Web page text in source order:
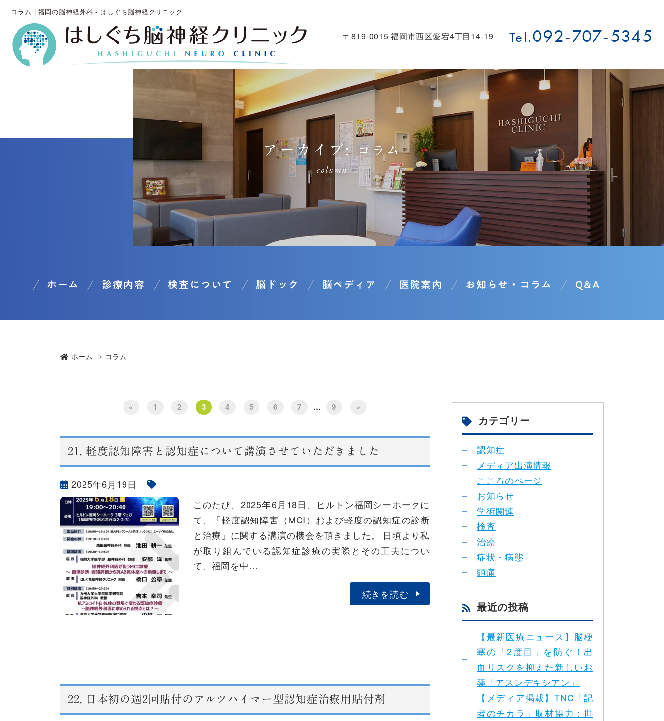
コラム | 福岡の脳神経外科 - はしぐち脳神経クリニック
〒819-0015 福岡市西区愛宕4丁目14-19 Tel.092-707-5345
アーカイブ: コラム
column
ホーム 診療内容 検査について 脳ドック 脳ペディア 医院案内 お知らせ・コラム Q&A
ホーム コラム
« 1 2 3 4 5 6 7 … 9 »
21. 軽度認知障害と認知症について講演させていただきました
2025年6月19日
このたび、2025年6月18日、ヒルトン福岡シーホークに
て、「軽度認知障害（MCI）および軽度の認知症の診断
と治療」に関する講演の機会を頂きました。 日頃より私
が取り組んでいる認知症診療の実際とその工夫につい
て、福岡を中…
続きを読む
22. 日本初の週2回貼付のアルツハイマー型認知症治療用貼付剤
カテゴリー
認知症
メディア出演情報
こころのページ
お知らせ
学術関連
検査
治療
症状・病態
頭痛
最近の投稿
【最新医療ニュース】脳梗
塞の「2度目」を防ぐ！出
血リスクを抑えた新しいお
薬「アスンデキシアン」
【メディア掲載】TNC「記
者のチカラ」取材協力：世